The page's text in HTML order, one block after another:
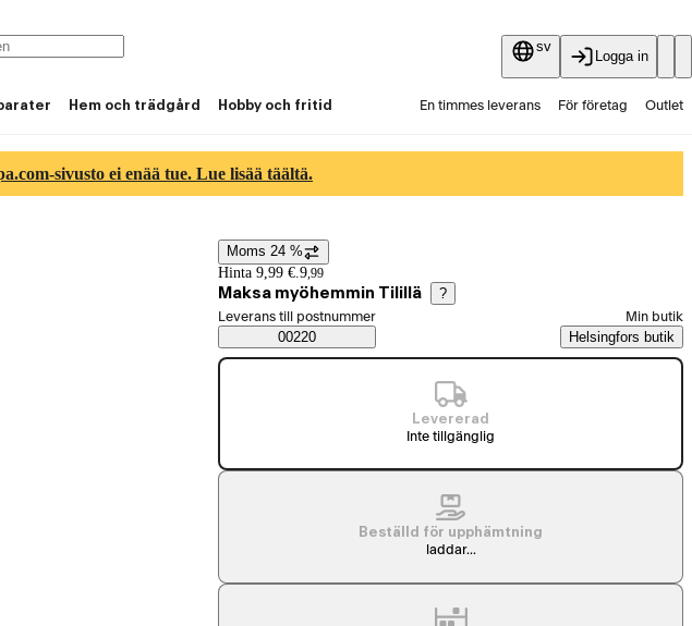
sv
Logga in
Hem och trädgård Hobby och fritid En timmes leverans För företag Outlet
sivusto ei enää tue. Lue lisää täältä.
Prisinformation
Moms 24 %
Hinta 9,99 €.9,99
Maksa myöhemmin Tilillä ?
Saatavuustiedot
Välj beställningssätt
Leverans till postnummer
00220
Min butik
Helsingfors butik
Levererad
Inte tillgänglig
Beställd för upphämtning
laddar...